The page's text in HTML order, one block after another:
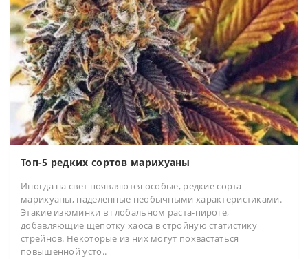
Топ-5 редких сортов марихуаны
Иногда на свет появляются особые, редкие сорта
марихуаны, наделенные необычными характеристиками.
Этакие изюминки в глобальном раста-пироге,
добавляющие щепотку хаоса в стройную статистику
стрейнов. Некоторые из них могут похвастаться
повышенной усто..